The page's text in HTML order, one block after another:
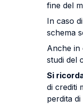
fine del
In caso
schema
Anche in
studi del
Si
di crediti
perdita